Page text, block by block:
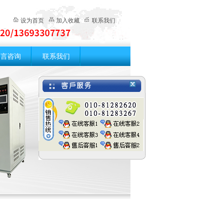
设为首页 加入收藏 联系我们
咨询 联系我们